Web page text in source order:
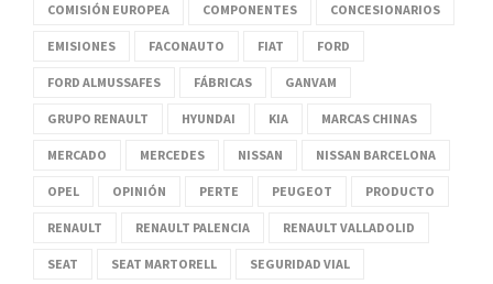
COMISIÓN EUROPEA COMPONENTES CONCESIONARIOS
EMISIONES FACONAUTO FIAT FORD
FORD ALMUSSAFES FÁBRICAS GANVAM
GRUPO RENAULT HYUNDAI KIA MARCAS CHINAS
MERCADO MERCEDES NISSAN NISSAN BARCELONA
OPEL OPINIÓN PERTE PEUGEOT PRODUCTO
RENAULT RENAULT PALENCIA RENAULT VALLADOLID
SEAT SEAT MARTORELL SEGURIDAD VIAL